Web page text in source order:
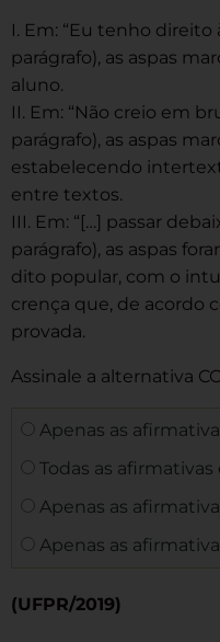
I. Em: “Eu tenho direito
parágrafo), as aspas
aluno.
II. Em: “Não creio em
parágrafo), as aspas
estabelecendo
entre textos.
III. Em: “[…] passar
parágrafo), as aspas
dito popular, com o
crença que, de acordo
provada.
Assinale a alternativa
Apenas as
Todas as afirmativas
Apenas as
Apenas as
(UFPR/2019)